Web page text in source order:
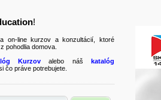
!
on-line kurzov a konzultácií, ktoré
pohodlia domova.
Kurzov alebo náškatalóg
čo práve potrebujete.